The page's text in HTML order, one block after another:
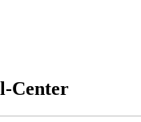
Center